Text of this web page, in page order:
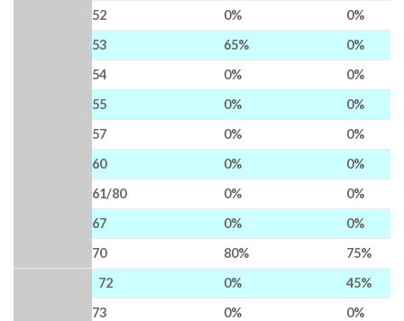
52 0%
0%
53
65%
0%
54
0%
0%
55
0%
0%
57
0%
0%
60
0%
0%
61/80
0%
0%
67
0%
0%
70
80% 75%
72 0%
45%
73
0%
0%